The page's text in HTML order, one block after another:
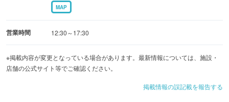
MAP
営業時間 12:30～17:30
※掲載内容が変更となっている場合があります。最新情報については、施設・
店舗の公式サイト等でご確認ください。
掲載情報の誤記載を報告する